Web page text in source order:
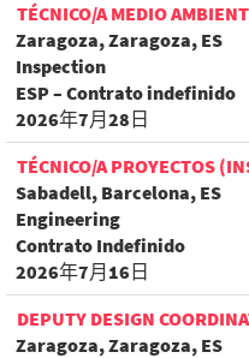
TÉCNICO/A MEDIO
Zaragoza, Zaragoza, ES
Inspection
ESP – Contrato indefinido
2026年7月28日
TÉCNICO/A PROYECTOS
Sabadell, Barcelona, ES
Engineering
Contrato Indefinido
2026年7月16日
DEPUTY DESIGN
Zaragoza, Zaragoza, ES